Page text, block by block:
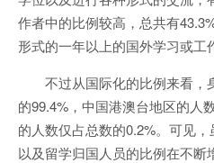
作者中的比例较高，总共有
形式的一年以上的国外学习或工
不过从国际化的比例来看，
的99.4%，中国港澳台地区的人
的人数仅占总数的0.2%。可见
以及留学归国人员的比例在不